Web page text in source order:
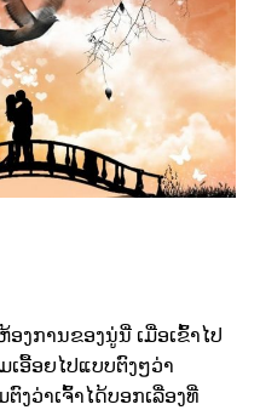
ງການຂອງນູ່ນີ່ ເມື່ອເຂົ້າໄປ
ເອື້ອຍໄປແບບຕົງໆວ່າ
ງວ່າເຈົ້າໄດ້ບອກເລື່ອງທີ່